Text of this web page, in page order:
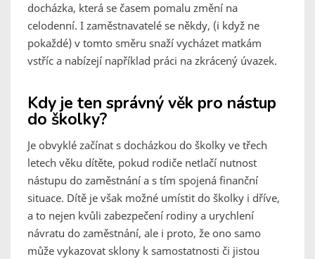
docházka, která se časem pomalu změní na
celodenní. I zaměstnavatelé se někdy, (i když ne
pokaždé) v tomto směru snaží vycházet matkám
vstříc a nabízejí například práci na zkrácený úvazek.
Kdy je ten správný věk pro nástup
do školky?
Je obvyklé začínat s docházkou do školky ve třech
letech věku dítěte, pokud rodiče netlačí nutnost
nástupu do zaměstnání a s tím spojená finanční
situace. Dítě je však možné umístit do školky i dříve,
a to nejen kvůli zabezpečení rodiny a urychlení
návratu do zaměstnání, ale i proto, že ono samo
může vykazovat sklony k samostatnosti či jistou